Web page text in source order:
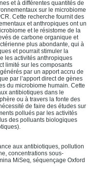
et à différentes quantités de
sur le microbiome
Cette recherche fournit des
et anthropiques ont un
et le résistome de la
de carbone organique et
plus abondante, qui à
et pourrait stimuler la
les activités anthropiques
limité sur les composants
par un apport accru de
par l’apport direct de gènes
du microbiome humain. Cette
antibiotiques dans le
ou à travers la fonte des
de faire des études sur
pollués par les activités
des polluants biologiques
aux antibiotiques, pollution
concentrations sous-
MiSeq, séquençage Oxford